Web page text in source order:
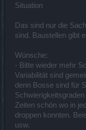
Situation
Das sind nur die
sind. Baustellen gibt
Wünsche:
- Bitte wieder mehr
Variabilität sind
denn Bosse sind für
Zeiten schön wo in
droppen konnten.
usw.